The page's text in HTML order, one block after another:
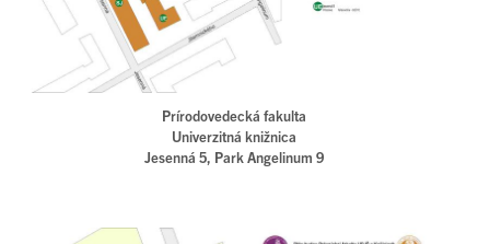
Prírodovedecká fakulta
Univerzitná knižnica
Jesenná 5, Park Angelinum 9